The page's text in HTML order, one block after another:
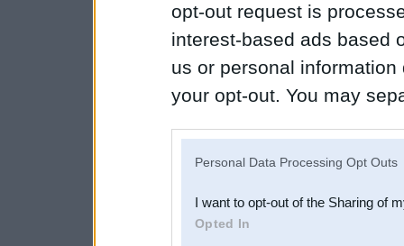
opt-out request is
interest-based ads based
us or personal
your opt-out. You may
Downstream Participants
third parties.
Personal Data Processing Opt Outs
I want to opt-out of the Sharing of
Opted In